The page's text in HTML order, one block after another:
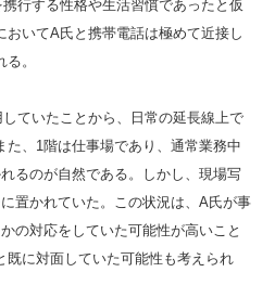
行する性格や生活習慣であったと仮
おいてA氏と携帯電話は極めて近接し
。
ていたことから、日常の延長線上で
、1階は仕事場であり、通常業務中
るのが自然である。しかし、現場写
置かれていた。この状況は、A氏が事
の対応をしていた可能性が高いこと
既に対面していた可能性も考えられ